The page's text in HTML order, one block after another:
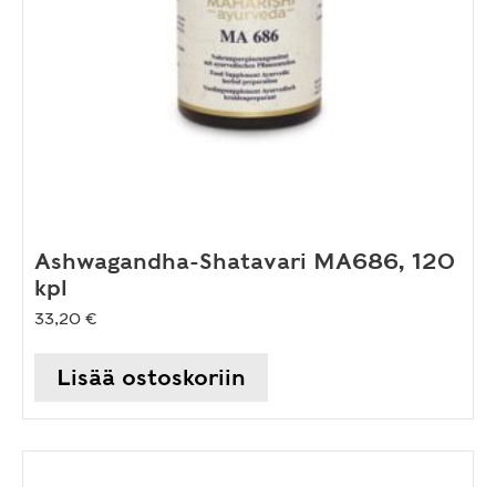
Ashwagandha-Shatavari MA686, 120
kpl
33,20 €
Lisää ostoskoriin